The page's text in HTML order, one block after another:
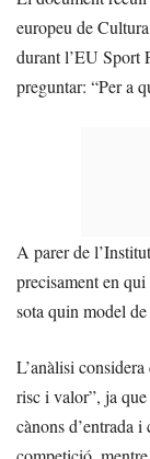
europeu de
durant l’EU Sport
preguntar: “Per a
A parer de
precisament en
sota quin model
L’anàlisi
risc i valor”, ja
cànons d’entrada